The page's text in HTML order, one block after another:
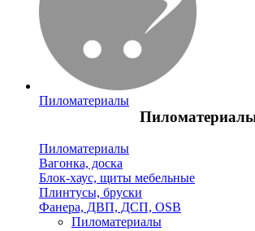
Пиломатериалы
Пиломатериалы
Вагонка, доска
Блок-хаус, щиты мебельные
Плинтусы, бруски
Фанера, ДВП, ДСП, OSB
Пиломатериалы